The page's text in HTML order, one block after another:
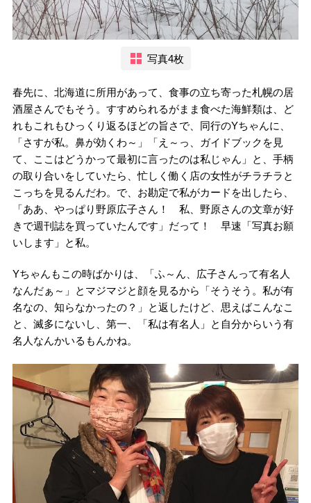
写真4枚
春先に、北海道に所用があって、食事の立ち寄った札幌の居
酒屋さんでもそう。すすめられるがまま食べた海鮮類は、ど
れもこれもひっくり返るほどの旨さで、同行のYちゃんに、
「さすが私。鼻が効くわ～」「え～っ、ガイドブックを見
て、ここはどうかって最初に言ったのは私じゃん」と、手柄
の取り合いをしていたら、忙しく働く店の女性がチラチラと
こっちを見るんだわ。で、お勘定で私がカードを出したら、
「ああ、やっぱり野原広子さん！ 私、野原さんの文章が好
きで週刊誌を買っていたんです」だって！ 早速「写真お願
いします」と私。
Yちゃんもこの時ばかりは、「ふ～ん、広子さんって有名人
なんだぁ～」とマジマジと顔を見るから「そうそう。私が有
名なの、知らなかったの？」と返したけど、思えばこんなこ
と、滅多にないし、第一、「私は有名人」と自分からいう有
名人なんかいるもんかね。